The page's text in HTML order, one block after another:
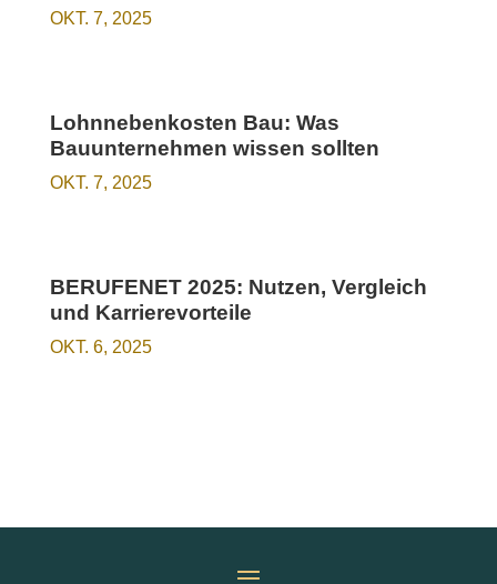
OKT. 7, 2025
Lohnnebenkosten Bau: Was
Bauunternehmen wissen sollten
OKT. 7, 2025
BERUFENET 2025: Nutzen, Vergleich
und Karrierevorteile
OKT. 6, 2025